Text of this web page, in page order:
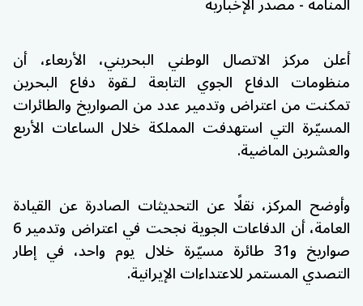
أعلن مركز الاتصال الوطني البحريني، الأربعاء، أن
منظومات الدفاع الجوي التابعة لـقوة دفاع البحرين
تمكنت من اعتراض وتدمير عدد من الصواريخ والطائرات
المسيّرة التي استهدفت المملكة خلال الساعات الأربع
والعشرين الماضية.
وأوضح المركز، نقلًا عن التحديثات الصادرة عن القيادة
العامة، أن الدفاعات الجوية نجحت في اعتراض وتدمير 6
صواريخ و31 طائرة مسيّرة خلال يوم واحد، في إطار
التصدي المستمر للاعتداءات الإيرانية.